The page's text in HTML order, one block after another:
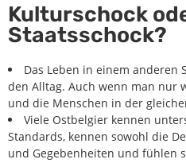
Kulturschock
Staatsschock?
Das Leben in einem anderen
den Alltag. Auch wenn man nur
und die Menschen in der
Viele Ostbelgier kennen
Standards, kennen sowohl die
und Gegebenheiten und fühlen